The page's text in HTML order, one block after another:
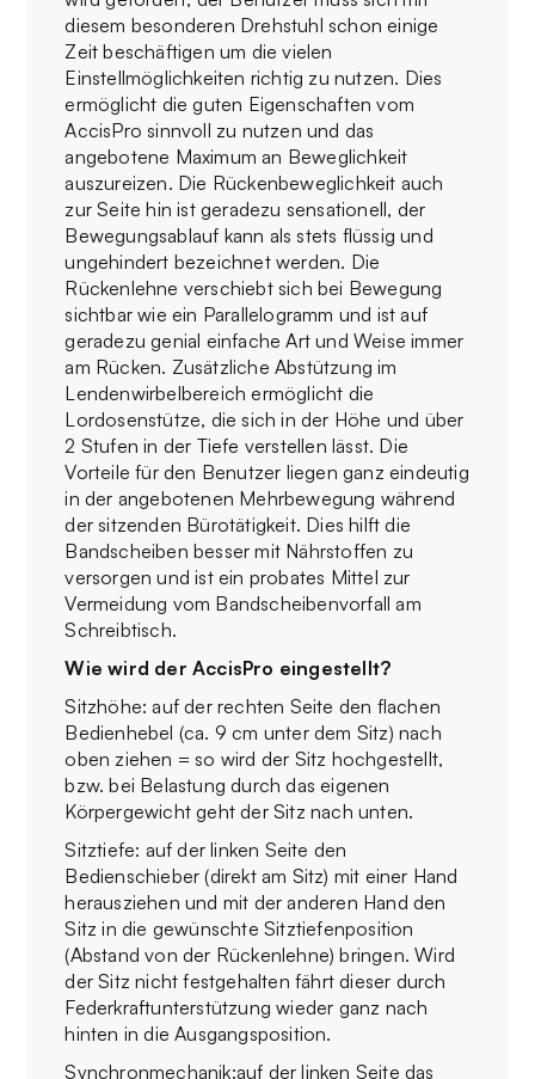
diesem besonderen Drehstuhl schon einige
Zeit beschäftigen um die vielen
Einstellmöglichkeiten richtig zu nutzen. Dies
ermöglicht die guten Eigenschaften vom
AccisPro sinnvoll zu nutzen und das
angebotene Maximum an Beweglichkeit
auszureizen. Die Rückenbeweglichkeit auch
zur Seite hin ist geradezu sensationell, der
Bewegungsablauf kann als stets flüssig und
ungehindert bezeichnet werden. Die
Rückenlehne verschiebt sich bei Bewegung
sichtbar wie ein Parallelogramm und ist auf
geradezu genial einfache Art und Weise immer
am Rücken. Zusätzliche Abstützung im
Lendenwirbelbereich ermöglicht die
Lordosenstütze, die sich in der Höhe und über
2 Stufen in der Tiefe verstellen lässt. Die
Vorteile für den Benutzer liegen ganz eindeutig
in der angebotenen Mehrbewegung während
der sitzenden Bürotätigkeit. Dies hilft die
Bandscheiben besser mit Nährstoffen zu
versorgen und ist ein probates Mittel zur
Vermeidung vom Bandscheibenvorfall am
Schreibtisch.
Wie wird der AccisPro eingestellt?
Sitzhöhe: auf der rechten Seite den flachen
Bedienhebel (ca. 9 cm unter dem Sitz) nach
oben ziehen = so wird der Sitz hochgestellt,
bzw. bei Belastung durch das eigenen
Körpergewicht geht der Sitz nach unten.
Sitztiefe: auf der linken Seite den
Bedienschieber (direkt am Sitz) mit einer Hand
herausziehen und mit der anderen Hand den
Sitz in die gewünschte Sitztiefenposition
(Abstand von der Rückenlehne) bringen. Wird
der Sitz nicht festgehalten fährt dieser durch
Federkraftunterstützung wieder ganz nach
hinten in die Ausgangsposition.
Synchronmechanik:auf der linken Seite das